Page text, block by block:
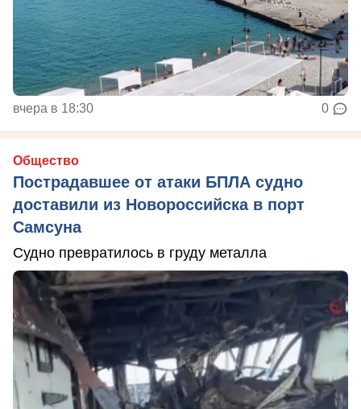
вчера в 18:30 0
Общество
Пострадавшее от атаки БПЛА судно
доставили из Новороссийска в порт
Самсуна
Судно превратилось в груду металла